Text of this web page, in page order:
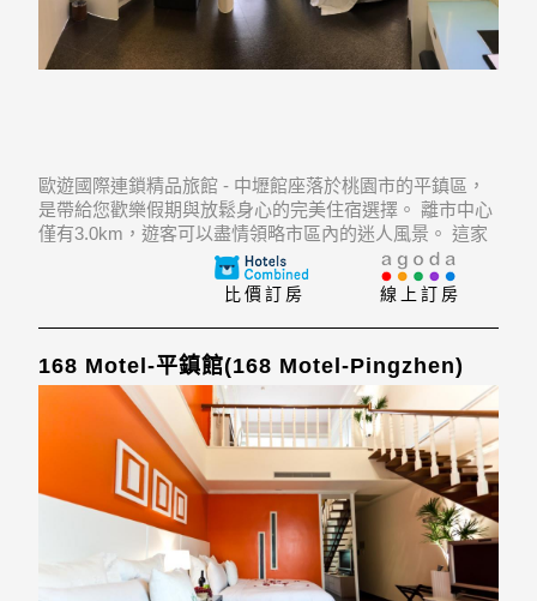
歐遊國際連鎖精品旅館 - 中壢館座落於桃園市的平鎮區，
是帶給您歡樂假期與放鬆身心的完美住宿選擇。 離市中心
僅有3.0km，遊客可以盡情領略市區內的迷人風景。 這家
現代化飯店比鄰Bin Kun Womens & Childrens Hospital,
Taiwan Landseed Hospi
線上訂房
比價訂房
168 Motel-平鎮館(168 Motel-Pingzhen)